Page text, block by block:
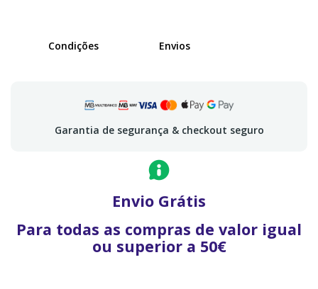
Condições Envios
Garantia de segurança & checkout seguro
Envio Grátis
Para todas as compras de valor igual
ou superior a 50€